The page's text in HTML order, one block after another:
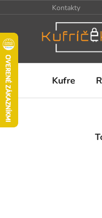
na
Kontakty
Kufre